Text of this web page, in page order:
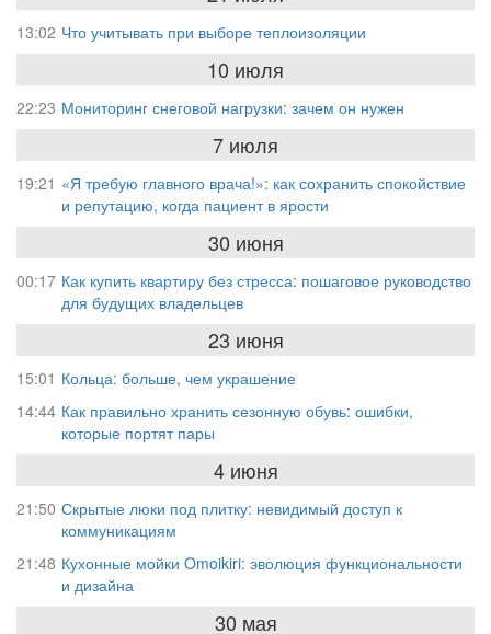
13:02 Что учитывать при выборе теплоизоляции
10 июля
22:23 Мониторинг снеговой нагрузки: зачем он нужен
7 июля
19:21 «Я требую главного врача!»: как сохранить спокойствие
и репутацию, когда пациент в ярости
30 июня
00:17 Как купить квартиру без стресса: пошаговое руководство
для будущих владельцев
23 июня
15:01 Кольца: больше, чем украшение
14:44 Как правильно хранить сезонную обувь: ошибки,
которые портят пары
4 июня
21:50 Скрытые люки под плитку: невидимый доступ к
коммуникациям
21:48 Кухонные мойки Omoikiri: эволюция функциональности
и дизайна
30 мая